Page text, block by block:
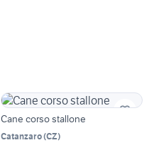
Cane corso stallone
Catanzaro(CZ)